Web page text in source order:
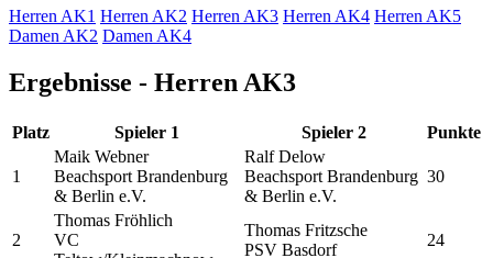
Herren AK1 Herren AK2 Herren AK3 Herren AK4 Herren AK5
Damen AK2 Damen AK4
Ergebnisse - Herren AK3
Platz Spieler 1 Spieler 2 Punkte
1
Maik Webner
Beachsport Brandenburg
& Berlin e.V.
Ralf Delow
Beachsport Brandenburg
& Berlin e.V.
30
2
Thomas Fröhlich
VC
Thomas Fritzsche
PSV Basdorf
24